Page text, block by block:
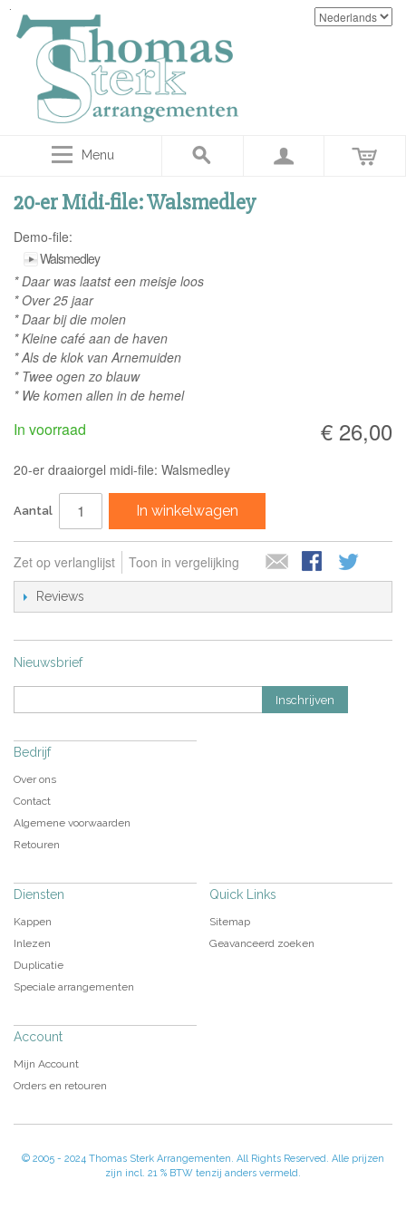
Menu
20-er Midi-file: Walsmedley
Demo-file:
Walsmedley
* Daar was laatst een meisje loos
* Over 25 jaar
* Daar bij die molen
* Kleine café aan de haven
* Als de klok van Arnemuiden
* Twee ogen zo blauw
* We komen allen in de hemel
€ 26,00
In voorraad
20-er draaiorgel midi-file: Walsmedley
Aantal In winkelwagen
Zet op verlanglijst Toon in vergelijking
Reviews
Nieuwsbrief
Inschrijven
Bedrijf
Over ons
Contact
Algemene voorwaarden
Retouren
Diensten
Kappen
Inlezen
Duplicatie
Speciale arrangementen
Quick Links
Sitemap
Geavanceerd zoeken
Account
Mijn Account
Orders en retouren
© 2005 - 2024 Thomas Sterk Arrangementen. All Rights Reserved. Alle prijzen
zijn incl. 21 % BTW tenzij anders vermeld.